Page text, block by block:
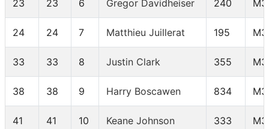
23 23 6 Gregor Davidheiser 240
24 24 7 Matthieu Juillerat 195
33 33 8 Justin Clark 355
38 38 9 Harry Boscawen 834
41 41 10 Keane Johnson 333